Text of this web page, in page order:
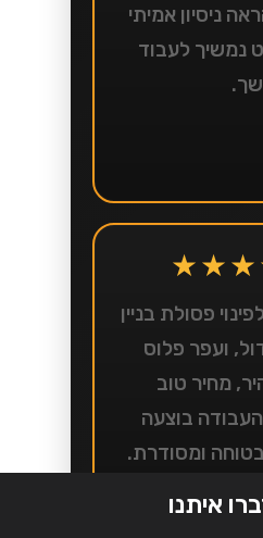
ניסיון אמיתי
נמשיך לעבוד
פסולת בניין
ועפר פלוס
מחיר טוב
בוצעה
ומסודרת.
איתנו